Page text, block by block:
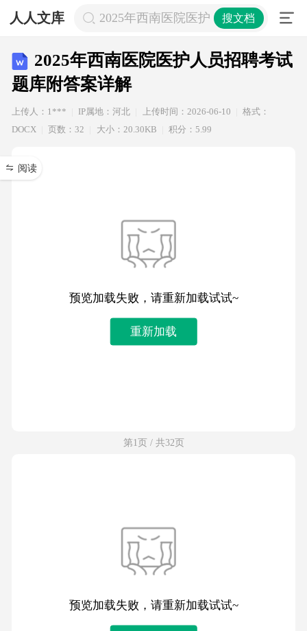
人人文库 2025年西南医院医护人员招聘考试题
搜文档
2025年西南医院医护人员招聘考试
题库附答案详解
上传人：1*** IP属地：河北 上传时间：2026-06-10
格式：
DOCX
页数：32 大小：20.30KB 积分：5.99
阅读
预览加载失败，请重新加载试试~
重新加载
第1页 / 共32页
预览加载失败，请重新加载试试~